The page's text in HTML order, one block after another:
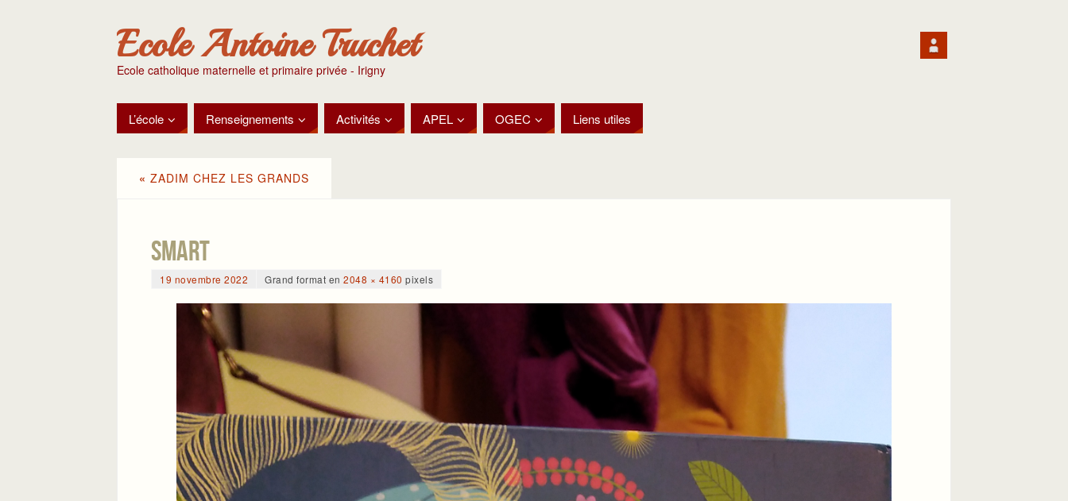
Ecole Antoine Truchet
Ecole catholique maternelle et primaire privée - Irigny
L’école Renseignements Activités APEL OGEC Liens utiles
« ZADIM CHEZ LES GRANDS
smart
19 novembre 2022 Grand format en 2048 × 4160 pixels